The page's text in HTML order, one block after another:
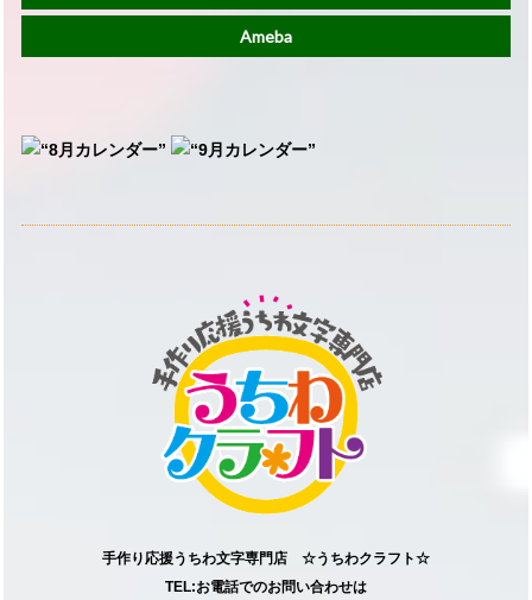
Ameba
手作り応援うちわ文字専門店 ☆うちわクラフト☆
TEL:お電話でのお問い合わせは